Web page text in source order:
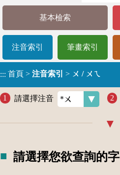
基本檢索
注音索引 筆畫索引
::: 首頁 > 注音索引 > ㄨ / ㄨㄟ
請選擇注音
請選擇您欲查詢的字